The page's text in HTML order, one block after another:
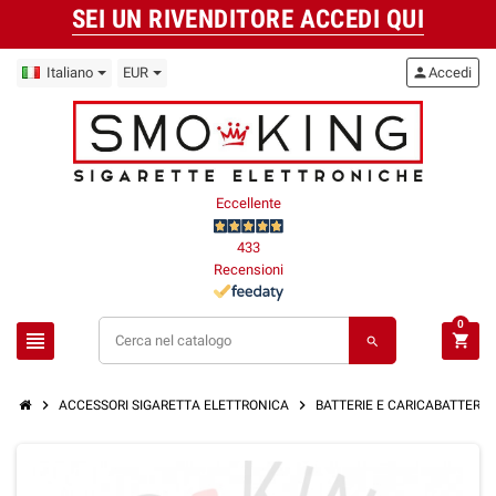
SEI UN RIVENDITORE ACCEDI QUI
Italiano EUR
Eccellente
433
Recensioni
view_headline search
personAccedi
shopping_cart
0
chevron_right ACCESSORI SIGARETTA ELETTRONICA chevron_right BATTERIE E CARICABATTERIE